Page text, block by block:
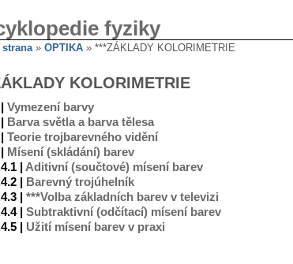
fyziky
strana» OPTIKA » ***ZÁKLADY KOLORIMETRIE
KOLORIMETRIE
Vymezení barvy
Barva světla a barva tělesa
Teorie trojbarevného vidění
Mísení (skládání) barev
| Aditivní (součtové) mísení barev
|
Barevný trojúhelník
| ***Volba základních barev v televizi
| Subtraktivní (odčítací) mísení barev
| Užití mísení barev v praxi